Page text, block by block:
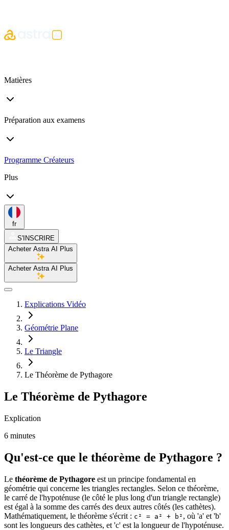
Matières
Préparation aux examens
Programme Créateurs
Plus
fr
S'INSCRIRE
Acheter Astra AI Plus
Acheter Astra AI Plus
Explications Vidéo
Géométrie Plane
Le Triangle
Le Théorème de Pythagore
Le Théorème de Pythagore
Explication
6 minutes
Qu'est-ce que le théorème de Pythagore ?
Le théorème de Pythagore est un principe fondamental en
géométrie qui concerne les triangles rectangles. Selon ce théorème,
le carré de l'hypoténuse (le côté le plus long d'un triangle rectangle)
est égal à la somme des carrés des deux autres côtés (les cathètes).
Mathématiquement, le théorème s'écrit : c² = a² + b² , où 'a' et 'b'
sont les longueurs des cathètes, et 'c' est la longueur de l'hypoténuse.